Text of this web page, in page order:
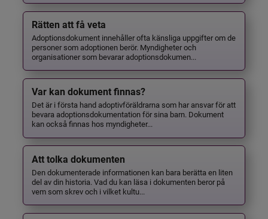
Rätten att få veta
Adoptionsdokument innehåller ofta känsliga uppgifter om de
personer som adoptionen berör. Myndigheter och
organisationer som bevarar adoptionsdokumen...
Var kan dokument finnas?
Det är i första hand adoptivföräldrarna som har ansvar för att
bevara adoptionsdokumentation för sina barn. Dokument
kan också finnas hos myndigheter...
Att tolka dokumenten
Den dokumenterade informationen kan bara berätta en liten
del av din historia. Vad du kan läsa i dokumenten beror på
vem som skrev och i vilket kultu...